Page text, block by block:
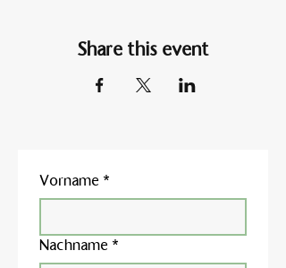
Share this event
Vorname *
Nachname *